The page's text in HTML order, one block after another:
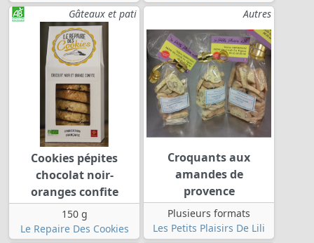
Gâteaux et pati
Cookies pépites
chocolat noir-
oranges confite
150 g
Le Repaire Des Cookies
Autres
Croquants aux
amandes de
provence
Plusieurs formats
Les Petits Plaisirs De Lili